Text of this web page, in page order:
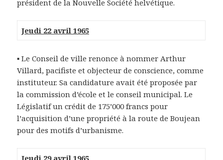
président de la Nouvelle Société helvétique.
Jeudi 22 avril 1965
▪ Le Conseil de ville renonce à nommer Arthur
Villard, pacifiste et objecteur de conscience, comme
instituteur. Sa candidature avait été proposée par
la commission d’école et le conseil municipal. Le
Législatif un crédit de 175’000 francs pour
l’acquisition d’une propriété à la route de Boujean
pour des motifs d’urbanisme.